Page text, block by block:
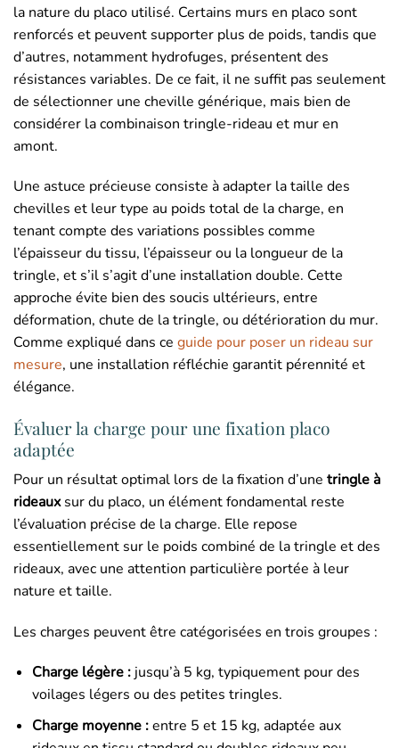
la nature du placo utilisé. Certains murs en placo sont
renforcés et peuvent supporter plus de poids, tandis que
d’autres, notamment hydrofuges, présentent des
résistances variables. De ce fait, il ne suffit pas seulement
de sélectionner une cheville générique, mais bien de
considérer la combinaison tringle-rideau et mur en
amont.
Une astuce précieuse consiste à adapter la taille des
chevilles et leur type au poids total de la charge, en
tenant compte des variations possibles comme
l’épaisseur du tissu, l’épaisseur ou la longueur de la
tringle, et s’il s’agit d’une installation double. Cette
approche évite bien des soucis ultérieurs, entre
déformation, chute de la tringle, ou détérioration du mur.
Comme expliqué dans ce guide pour poser un rideau sur
mesure, une installation réfléchie garantit pérennité et
élégance.
Évaluer la charge pour une fixation placo
adaptée
Pour un résultat optimal lors de la fixation d’une tringle à
rideauxsur du placo, un élément fondamental reste
l’évaluation précise de la charge. Elle repose
essentiellement sur le poids combiné de la tringle et des
rideaux, avec une attention particulière portée à leur
nature et taille.
Les charges peuvent être catégorisées en trois groupes :
Charge légère :jusqu’à 5 kg, typiquement pour des
voilages légers ou des petites tringles.
Charge moyenne :entre 5 et 15 kg, adaptée aux